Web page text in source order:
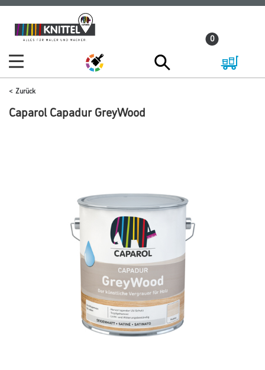
Zum
Inhalt
Zum
Navigationsmenü
0
Zurück
Caparol Capadur GreyWood